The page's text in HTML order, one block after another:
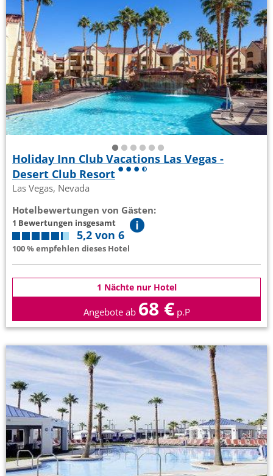
Holiday Inn Club Vacations Las Vegas -
Desert Club Resort
Las Vegas, Nevada
Hotelbewertungen von Gästen:
1 Bewertungen insgesamt
5,2 von 6
100 % empfehlen dieses Hotel
1 Nächte nur Hotel
Angebote ab 68 € p.P